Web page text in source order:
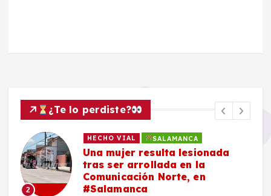
¿Te lo perdiste?
2
HECHO VIAL SALAMANCA
Una mujer resulta lesionada
tras ser arrollada en la
Comunicación Norte, en
#Salamanca